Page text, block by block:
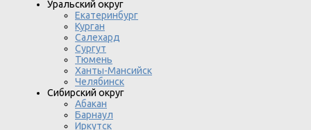
Уральский округ
Екатеринбург
Курган
Салехард
Сургут
Тюмень
Ханты-Мансийск
Челябинск
Сибирский округ
Абакан
Барнаул
Иркутск